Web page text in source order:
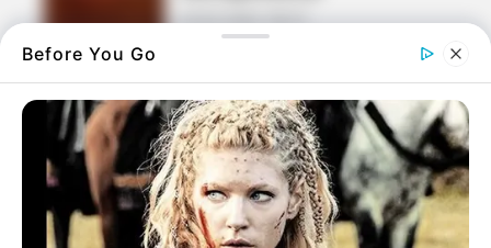
24.02.2026, 08:27
Εύβοια: Η πιο απίστευτη
κλοπή που έχει γίνει σε
σπίτι
17.02.2026, 13:58
Before You Go